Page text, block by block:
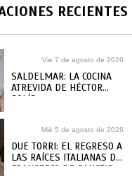
RECIENTES
Vie 7 de agosto de 2026
SALDELMAR: LA COCINA
ATREVIDA DE HÉCTOR
SOLÍS
Mié 5 de agosto de 2026
DUE TORRI: EL REGRESO A
LAS RAÍCES ITALIANAS DE
FRANCESCO DE SANCTIS